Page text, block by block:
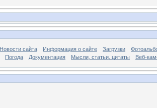
Новости сайта Информация о сайте Загрузки
Погода
Документация Мысли, статьи, цитаты Веб-